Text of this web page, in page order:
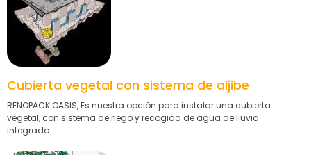
Cubierta vegetal con sistema de aljibe
RENOPACK OASIS, Es nuestra opción para instalar una cubierta
vegetal, con sistema de riego y recogida de agua de lluvia
integrado.